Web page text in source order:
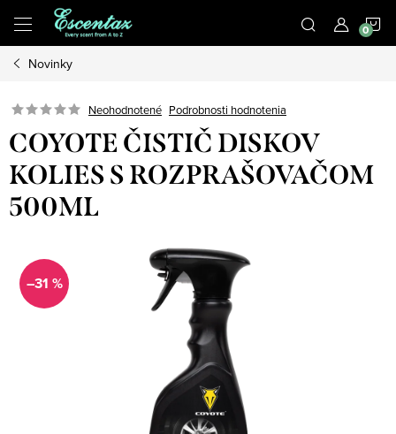
obsah
Novinky
Neohodnotené Podrobnosti hodnotenia
COYOTE ČISTIČ DISKOV
KOLIES S ROZPRAŠOVAČOM
500ML
–31 %